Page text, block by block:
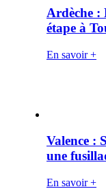
Ardèche :
étape à
En savoir +
Valence :
une
En savoir +